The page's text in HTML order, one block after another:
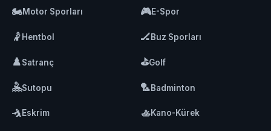
🏍️Motor Sporları 🎮E-Spor
🤾 Hentbol 🏒Buz Sporları
♟️Satranç ⛳Golf
🤽Sutopu 🏸Badminton
🤺Eskrim 🚣Kano-Kürek